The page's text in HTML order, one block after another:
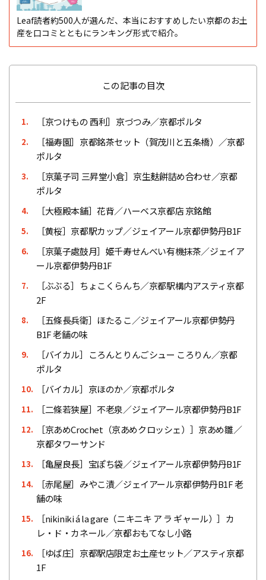
Leaf読者約500人が選んだ、本当におすすめしたい京都のお土
産を口コミとともにランキング形式で紹介。
この記事の目次
1. ［京つけもの 西利］京づつみ／京都ポルタ
2.
［福寿園］京都銘茶セット（賀茂川と五条橋）／京都
ポルタ
3.
［京菓子司 三昇堂小倉］京生麸餅詰め合わせ／京都
ポルタ
4. ［大極殿本舗］花背／ハーベス京都店 京銘館
5. ［黄桜］京都駅カップ／ジェイアール京都伊勢丹B1F
6.
［京菓子處鼓月］姫千寿せんべい有機抹茶／ジェイア
ール京都伊勢丹B1F
7.
［ぶぶる］ちょこくらんち／京都駅構内アスティ京都
2F
8.
［五條長兵衛］ほたるこ／ジェイアール京都伊勢丹
B1F 老舗の味
9.
［バイカル］ころんとりんごシュー ころりん／京都
ポルタ
10. ［バイカル］京ほのか／京都ポルタ
11. ［二條若狭屋］不老泉／ジェイアール京都伊勢丹B1F
12.
［京あめCrochet（京あめクロッシェ）］京あめ雛／
京都タワーサンド
13. ［亀屋良長］宝ぽち袋／ジェイアール京都伊勢丹B1F
14.
［赤尾屋］みやこ漬／ジェイアール京都伊勢丹B1F 老
舗の味
15.
［nikiniki á la gare（ニキニキ ア ラ ギャール）］カ
レ・ド・カネール／京都おもてなし小路
16.
［ゆば庄］京都駅店限定お土産セット／アスティ京都
1F